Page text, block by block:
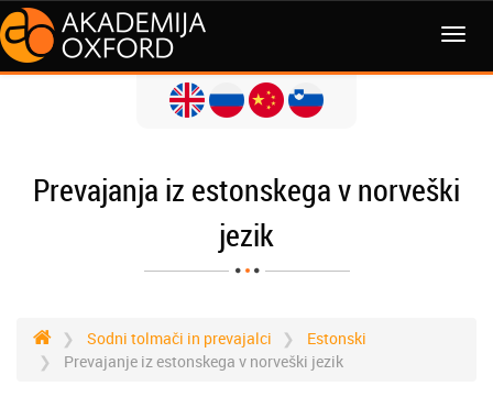
MENI
Prevajanja iz estonskega v norveški
jezik
Sodni tolmači in prevajalci
Estonski
Prevajanje iz estonskega v norveški jezik